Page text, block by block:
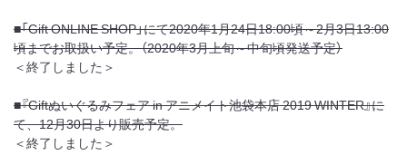
■「Gift ONLINE SHOP」にて2020年1月24日18:00頃～2月3日13:00
頃までお取扱い予定。（2020年3月上旬～中旬頃発送予定）
＜終了しました＞
■『Giftぬいぐるみフェア in アニメイト池袋本店 2019 WINTER』に
て、12月30日より販売予定。
＜終了しました＞